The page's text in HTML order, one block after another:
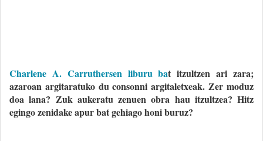
Charlene A. Carruthersen liburu bat itzultzen ari zara;
azaroan argitaratuko du consonni argitaletxeak. Zer moduz
doa lana? Zuk aukeratu zenuen obra hau itzultzea? Hitz
egingo zenidake apur bat gehiago honi buruz?